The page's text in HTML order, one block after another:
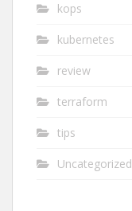
kops
kubernetes
review
terraform
tips
Uncategorized